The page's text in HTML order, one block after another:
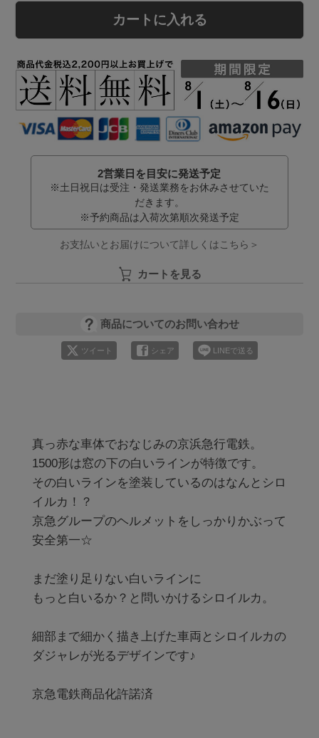
カートに入れる
2営業日を目安に発送予定
※土日祝日は受注・発送業務をお休みさせていた
だきます。
※予約商品は入荷次第順次発送予定
お支払いとお届けについて詳しくはこちら＞
カートを見る
商品についてのお問い合わせ
ツイート シェア LINEで送る
真っ赤な車体でおなじみの京浜急行電鉄。
1500形は窓の下の白いラインが特徴です。
その白いラインを塗装しているのはなんとシロ
イルカ！？
京急グループのヘルメットをしっかりかぶって
安全第一☆
まだ塗り足りない白いラインに
もっと白いるか？と問いかけるシロイルカ。
細部まで細かく描き上げた車両とシロイルカの
ダジャレが光るデザインです♪
京急電鉄商品化許諾済